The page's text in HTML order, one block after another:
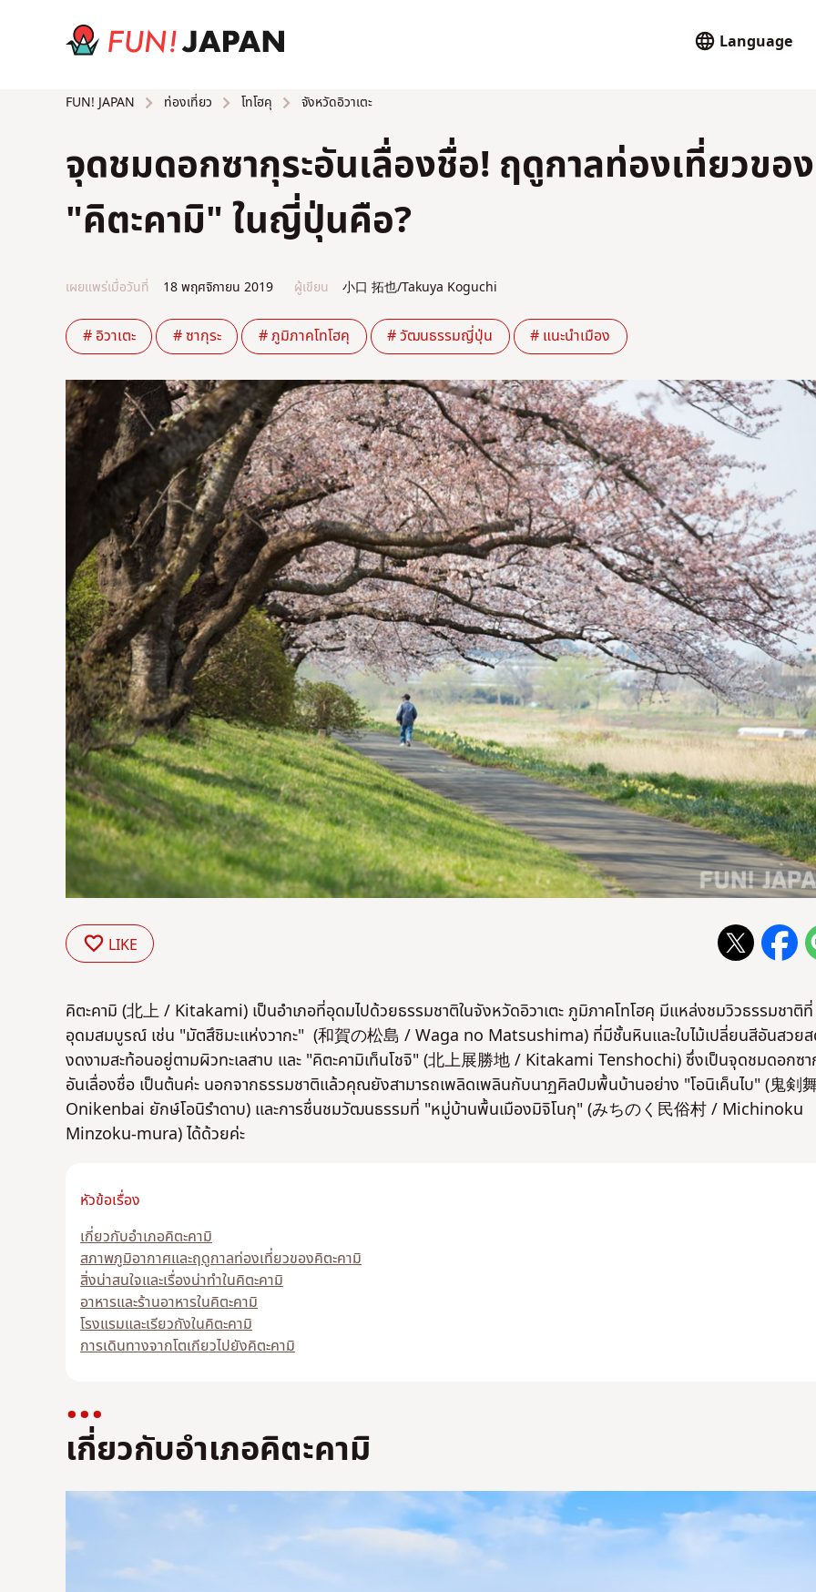
Language
FUN! JAPAN ท่องเที่ยว โทโฮคุ จังหวัดอิวาเตะ
จุดชมดอกซากุระอันเลื่องชื่อ! ฤดูกาลท่องเที่ยวของ
"คิตะคามิ" ในญี่ปุ่นคือ?
เผยแพร่เมื่อวันที่ 18 พฤศจิกายน 2019 ผู้เขียน 小口 拓也/Takuya Koguchi
# อิวาเตะ # ซากุระ # ภูมิภาคโทโฮคุ # วัฒนธรรมญี่ปุ่น # แนะนำเมือง
LIKE
คิตะคามิ (北上 / Kitakami) เป็นอำเภอที่อุดมไปด้วยธรรมชาติในจังหวัดอิวาเตะ ภูมิภาคโทโฮคุ มีแหล่งชมวิวธรรมชาติที่
อุดมสมบูรณ์ เช่น "มัตสึชิมะแห่งวากะ" (和賀の松島 / Waga no Matsushima) ที่มีชั้นหินและใบไม้เปลี่ยนสีอันสวย
งดงามสะท้อนอยู่ตามผิวทะเลสาบ และ "คิตะคามิเท็นโชจิ" (北上展勝地 / Kitakami Tenshochi) ซึ่งเป็นจุดชมดอกซา
อันเลื่องชื่อ เป็นต้นค่ะ นอกจากธรรมชาติแล้วคุณยังสามารถเพลิดเพลินกับนาฏศิลป์มพื้นบ้านอย่าง "โอนิเค็นไบ" (鬼剣
Onikenbai ยักษ์โอนิรำดาบ) และการชื่นชมวัฒนธรรมที่ "หมู่บ้านพื้นเมืองมิจิโนกุ" (みちのく民俗村 / Michinoku
Minzoku-mura) ได้ด้วยค่ะ
หัวข้อเรื่อง
เกี่ยวกับอำเภอคิตะคามิ
สภาพภูมิอากาศและฤดูกาลท่องเที่ยวของคิตะคามิ
สิ่งน่าสนใจและเรื่องน่าทำในคิตะคามิ
อาหารและร้านอาหารในคิตะคามิ
โรงแรมและเรียวกังในคิตะคามิ
การเดินทางจากโตเกียวไปยังคิตะคามิ
เกี่ยวกับอำเภอคิตะคามิ